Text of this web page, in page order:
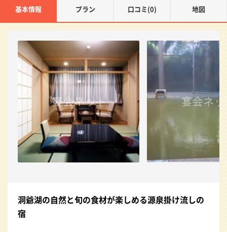
基本情報 プラン 口コミ(0) 地図
洞爺湖の自然と旬の食材が楽しめる源泉掛け流しの
宿